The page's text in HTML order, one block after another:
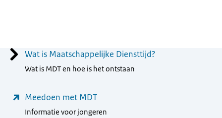
MenuWat is Maatschappelijke Diensttijd?
Wat is MDT en hoe is het ontstaan
Meedoen met MDT
Informatie voor jongeren